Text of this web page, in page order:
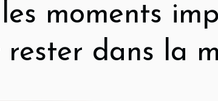
moments
rester dans la